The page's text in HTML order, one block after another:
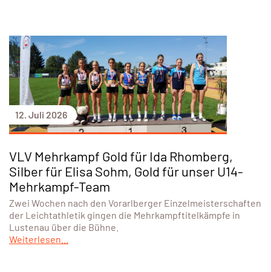
12. Juli 2026
VLV Mehrkampf Gold für Ida Rhomberg,
Silber für Elisa Sohm, Gold für unser U14-
Mehrkampf-Team
Zwei Wochen nach den Vorarlberger Einzelmeisterschaften
der Leichtathletik gingen die Mehrkampftitelkämpfe in
Lustenau über die Bühne.
Weiterlesen...